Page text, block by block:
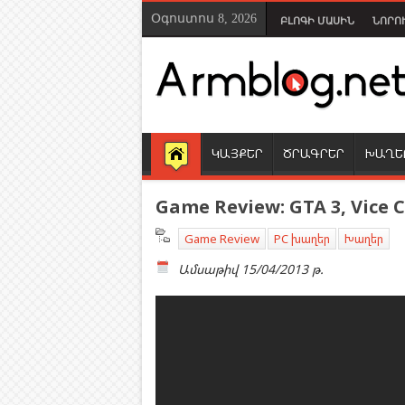
Օգոստոս 8, 2026 ԲԼՈԳԻ ՄԱՍԻՆ
ԿԱՅՔԵՐ ԾՐԱԳՐԵՐ
Game Review: GTA 3, Vice
Game Review PC խաղեր Խաղեր
Ամսաթիվ 15/04/2013 թ.